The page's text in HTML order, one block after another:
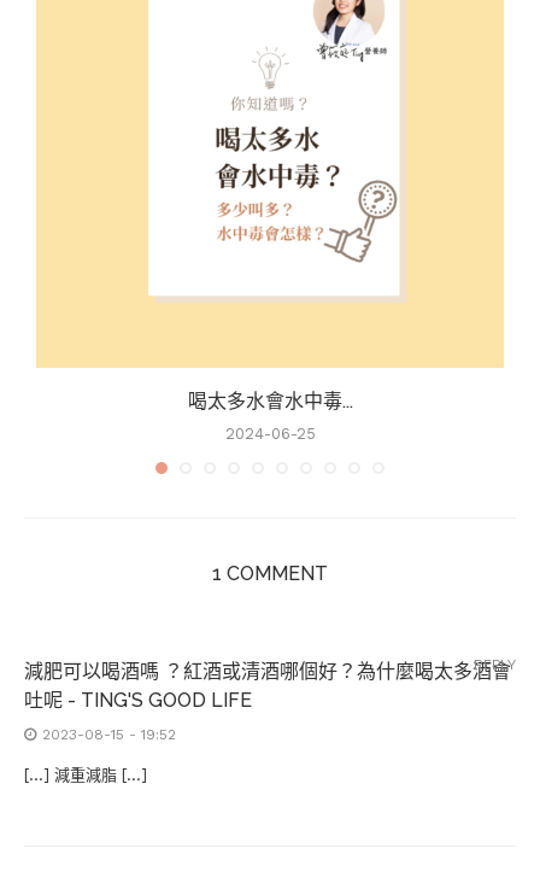
喝太多水會水中毒...
2024-06-25
1 COMMENT
減肥可以喝酒嗎 ？紅酒或清酒哪個好？為什麼喝太多酒會
吐呢 - TING'S GOOD LIFE
2023-08-15 - 19:52
[…] 減重減脂 […]
REPLY